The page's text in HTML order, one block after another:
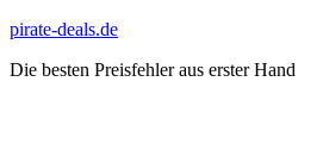
Zum
springen
pirate-deals.de
Die besten Preisfehler aus erster Hand